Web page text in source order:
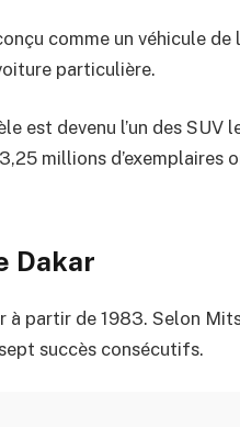
comme un véhicule
particulière.
est devenu l’un des SUV
millions d’exemplaires
Dakar
à partir de 1983. Selon
succès consécutifs.